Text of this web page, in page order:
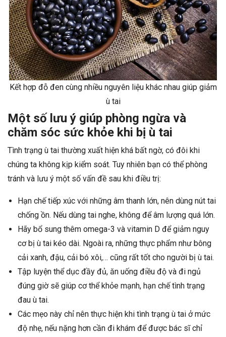
Kết hợp đỗ đen cùng nhiều nguyên liệu khác nhau giúp giảm
ù tai
Một số lưu ý giúp phòng ngừa và
chăm sóc sức khỏe khi bị ù tai
Tình trạng ù tai thường xuất hiện khá bất ngờ, có đôi khi
chúng ta không kịp kiểm soát. Tuy nhiên bạn có thể phòng
tránh và lưu ý một số vấn đề sau khi điều trị:
Hạn chế tiếp xúc với những âm thanh lớn, nên dùng nút tai
chống ồn. Nếu dùng tai nghe, không để âm lượng quá lớn.
Hãy bổ sung thêm omega-3 và vitamin D để giảm nguy
cơ bị ù tai kéo dài. Ngoài ra, những thực phẩm như bông
cải xanh, đậu, cải bó xôi,… cũng rất tốt cho người bị ù tai.
Tập luyện thể dục đầy đủ, ăn uống điều độ và đi ngủ
đúng giờ sẽ giúp cơ thể khỏe mạnh, hạn chế tình trạng
đau ù tai.
Các mẹo này chỉ nên thực hiện khi tình trạng ù tai ở mức
độ nhẹ, nếu nặng hơn cần đi khám để được bác sĩ chỉ